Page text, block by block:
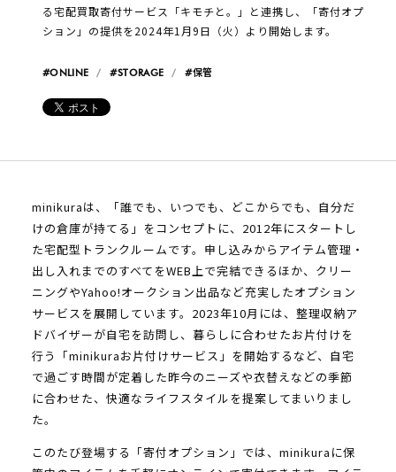
る宅配買取寄付サービス「キモチと。」と連携し、「寄付オプ
ション」の提供を2024年1月9日（火）より開始します。
#ONLINE #STORAGE #保管
minikuraは、「誰でも、いつでも、どこからでも、自分だ
けの倉庫が持てる」をコンセプトに、2012年にスタートし
た宅配型トランクルームです。申し込みからアイテム管理・
出し入れまでのすべてをWEB上で完結できるほか、クリー
ニングやYahoo!オークション出品など充実したオプション
サービスを展開しています。2023年10月には、整理収納ア
ドバイザーが自宅を訪問し、暮らしに合わせたお片付けを
行う「minikuraお片付けサービス」を開始するなど、自宅
で過ごす時間が定着した昨今のニーズや衣替えなどの季節
に合わせた、快適なライフスタイルを提案してまいりまし
た。
このたび登場する「寄付オプション」では、minikuraに保